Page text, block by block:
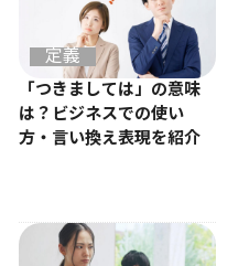
定義
「つきましては」の意味
は？ビジネスでの使い
方・言い換え表現を紹介